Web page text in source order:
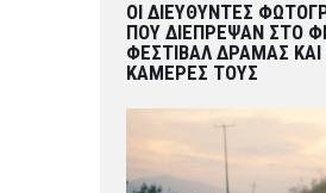
ΟΙ ΔΙΕΥΘΥΝΤΕΣ
ΠΟΥ ΔΙΕΠΡΕΨΑΝ ΣΤΟ
ΦΕΣΤΙΒΑΛ ΔΡΑΜΑΣ ΚΑΙ
ΚΑΜΕΡΕΣ ΤΟΥΣ